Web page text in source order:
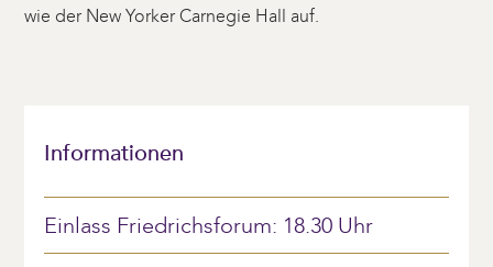
wie der New Yorker Carnegie Hall auf.
Informationen
Einlass Friedrichsforum: 18.30 Uhr